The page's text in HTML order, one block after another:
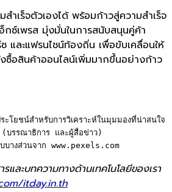
ำเร็จตัวเองได้ พร้อมก้าวสู่ความสำเร็จ
ซ์เพรส มุ่งมั่นในการสนับสนุนคู่ค้า
และแฟรนไชน์ท้องถิ่น เพื่อขับเคลื่อนให้
ซื้อสินค้าออนไลน์เพิ่มมากขึ้นอย่างก้าว
ะโยชน์สำหรับการวิเคราะห์ในมุมมองที่น่าสนใจ
รรณาธิการ และผู้สื่อข่าว)
างส่วนจาก www.pexels.com
และบทความทางด้านเทคโนโลยีของเรา
itday.in.th